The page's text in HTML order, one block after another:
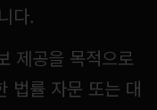
다.
제공을 목적으로
법률 자문 또는 대